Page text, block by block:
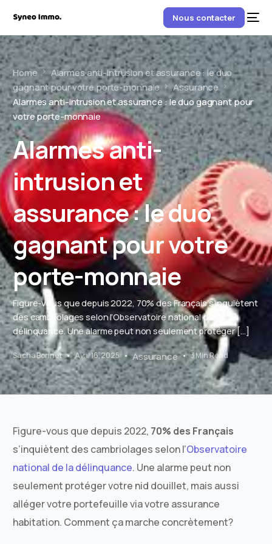
Nous contacter
Home
Alarmes anti-intrusion et assurance : le duo
gagnant pour votre porte-monnaie
Assurance
Alarmes anti-intrusion et assurance : le duo gagnant pour
votre porte-monnaie
Alarmes anti-
intrusion et
assurance : le duo
gagnant pour votre
porte-monnaie
Figure-vous que depuis 2022, 70% des Français s’inquiètent
des cambriolages selon l’Observatoire national de la
délinquance. Une alarme peut non seulement protéger […]
Sacha Bonnet Avril 16, 2025 Assurance 3 Min Read
Figure-vous que depuis 2022, 70% des Français
s’inquiètent des cambriolages selon l’Observatoire
national de la délinquance. Une alarme peut non
seulement protéger votre nid douillet, mais aussi
alléger votre portefeuille via votre assurance
habitation. Comment ça marche concrètement?